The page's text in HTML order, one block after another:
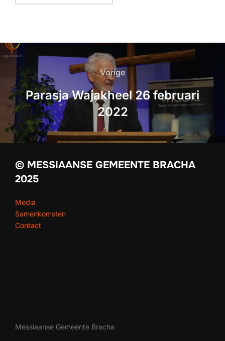
Vorige
Parasja Wajakheel 26 februari
2022
© MESSIAANSE GEMEENTE BRACHA
2025
Media
Samenkomsten
Contact
Messiaanse Gemeente Bracha